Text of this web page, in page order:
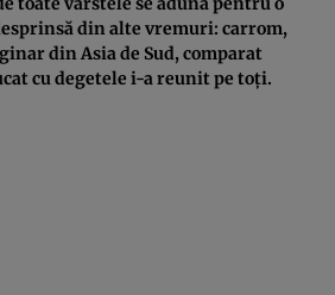
din alte vremuri: carrom,
din Asia de Sud, comparat
cu degetele i-a reunit pe toți.